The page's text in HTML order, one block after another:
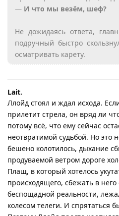
— И что мы везём, шеф?
Не дожидаясь ответа,
подручный быстро
осматривать карету.
Lait.​
Ллойд стоял и ждал исхода.
прилетит стрела, он вряд ли
потому всё, что ему сейчас
неотвратимой судьбой. Но это
бешено колотилось, дыхание
продуваемой ветром дороге
Плащ, в который хотелось
происходящего, сбежать в него
беспощадной реальности,
колесом телеги. И спрятаться